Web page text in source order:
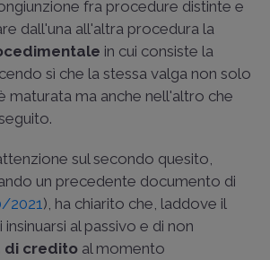
fra procedure distinte e
dall'una all'altra procedura la
in cui consiste la
sì che la stessa valga non solo
maturata ma anche nell'altro che
sul secondo quesito,
un precedente documento di
2021 ), ha chiarito che, laddove il
al passivo e di non
di credito al momento